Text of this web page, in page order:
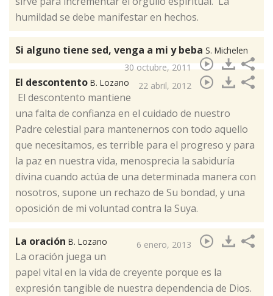
humildad se debe manifestar en hechos.
Si alguno tiene sed, venga a mi y beba S. Michelen
30 octubre, 2011
El descontento B. Lozano 22 abril, 2012
​ El descontento mantiene
una falta de confianza en el cuidado de nuestro
Padre celestial para mantenernos con todo aquello
que necesitamos, es terrible para el progreso y para
la paz en nuestra vida, menosprecia la sabiduría
divina cuando actúa de una determinada manera con
nosotros, supone un rechazo de Su bondad, y una
oposición de mi voluntad contra la Suya.
La oración B. Lozano 6 enero, 2013
​La oración juega un
papel vital en la vida de creyente porque es la
expresión tangible de nuestra dependencia de Dios.